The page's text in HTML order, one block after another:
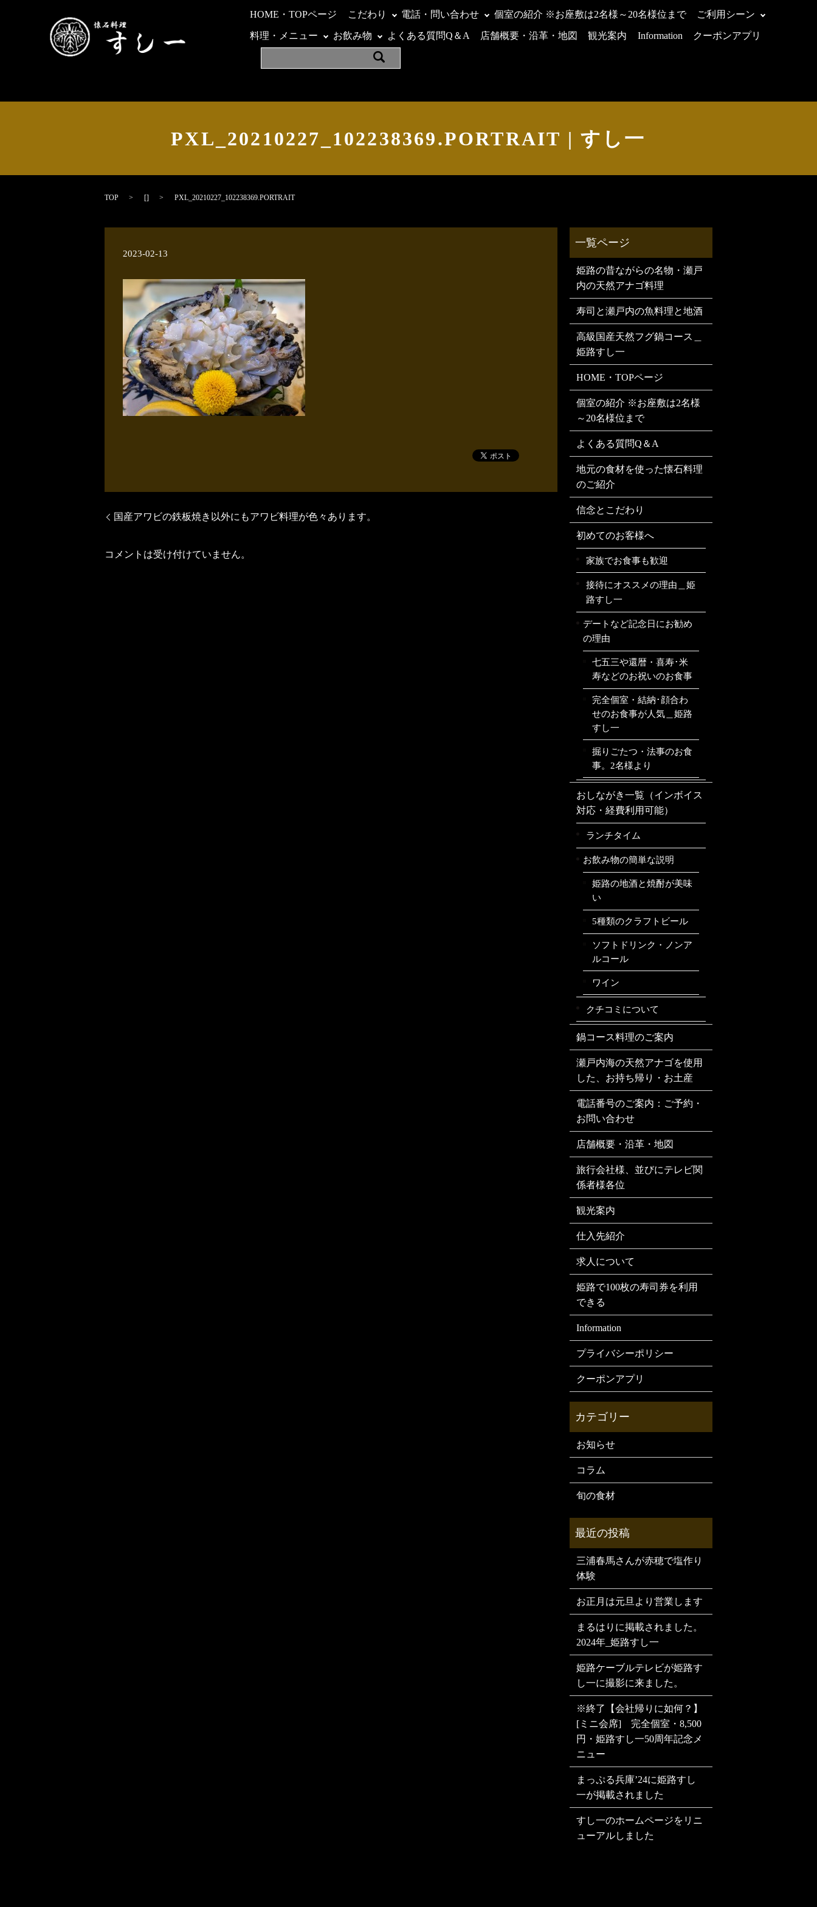
HOME・TOPページ こだわり 電話・問い合わせ 個室の紹介 ※お座敷は2名様～20名様位まで ご利用シーン
料理・メニュー お飲み物 よくある質問Q＆A 店舗概要・沿革・地図 観光案内 Information クーポンアプリ
PXL_20210227_102238369.PORTRAIT | すし一
TOP [] PXL_20210227_102238369.PORTRAIT
2023-02-13
国産アワビの鉄板焼き以外にもアワビ料理が色々あります。
コメントは受け付けていません。
姫路の昔ながらの名物・瀬戸
内の天然アナゴ料理
寿司と瀬戸内の魚料理と地酒
高級国産天然フグ鍋コース＿
姫路すし一
HOME・TOPページ
個室の紹介 ※お座敷は2名様
～20名様位まで
よくある質問Q＆A
地元の食材を使った懐石料理
のご紹介
信念とこだわり
初めてのお客様へ
家族でお食事も歓迎
接待にオススメの理由＿姫
路すし一
デートなど記念日にお勧め
の理由
七五三や還暦・喜寿･米
寿などのお祝いのお食事
完全個室・結納･顔合わ
せのお食事が人気＿姫路
すし一
掘りごたつ・法事のお食
事。2名様より
おしながき一覧（インボイス
対応・経費利用可能）
ランチタイム
お飲み物の簡単な説明
姫路の地酒と焼酎が美味
い
5種類のクラフトビール
ソフトドリンク・ノンア
ルコール
ワイン
クチコミについて
鍋コース料理のご案内
瀬戸内海の天然アナゴを使用
した、お持ち帰り・お土産
電話番号のご案内：ご予約・
お問い合わせ
店舗概要・沿革・地図
旅行会社様、並びにテレビ関
係者様各位
観光案内
仕入先紹介
求人について
姫路で100枚の寿司券を利用
できる
Information
プライバシーポリシー
クーポンアプリ
お知らせ
コラム
旬の食材
三浦春馬さんが赤穂で塩作り
体験
お正月は元旦より営業します
まるはりに掲載されました。
2024年_姫路すし一
姫路ケーブルテレビが姫路す
し一に撮影に来ました。
※終了【会社帰りに如何？】
[ミニ会席] 完全個室・8,500
円・姫路すし一50周年記念メ
ニュー
まっぷる兵庫’24に姫路すし
一が掲載されました
すし一のホームページをリニ
ューアルしました